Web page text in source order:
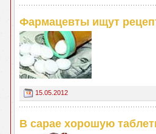
Фармацевты ищут
15.05.2012
В сарае хорошую